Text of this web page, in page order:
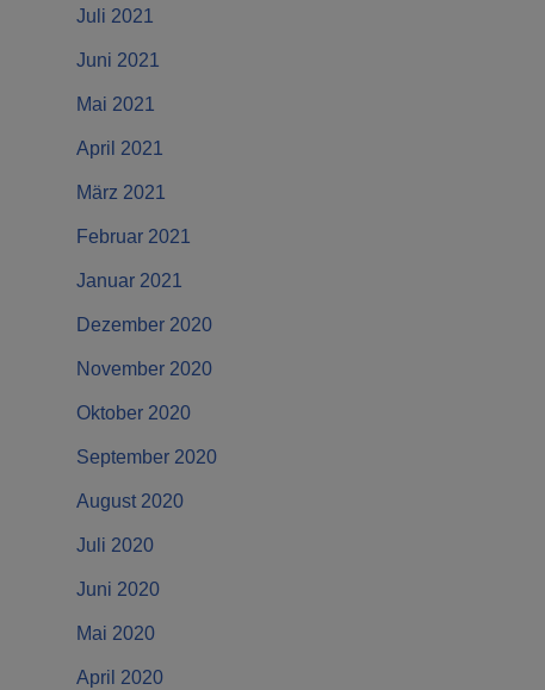
Juli 2021
Juni 2021
Mai 2021
April 2021
März 2021
Februar 2021
Januar 2021
Dezember 2020
November 2020
Oktober 2020
September 2020
August 2020
Juli 2020
Juni 2020
Mai 2020
April 2020